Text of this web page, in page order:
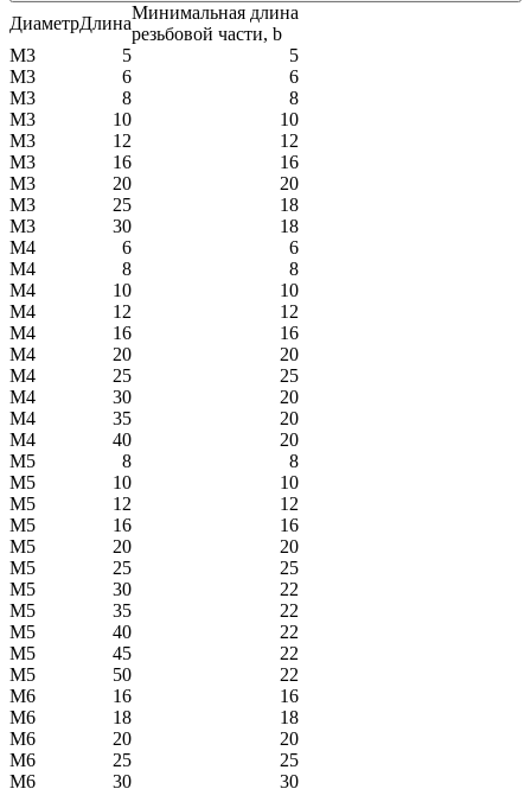
ДиаметрДлина
Минимальная длина
резьбовой части, b
М3
5
5
М3
6
6
М3
8
8
М3
10
10
М3
12
12
М3
16
16
М3
20
20
М3
25
18
М3
30
18
М4
6
6
М4
8
8
М4
10
10
М4
12
12
М4
16
16
М4
20
20
М4
25
25
М4
30
20
М4
35
20
М4
40
20
М5
8
8
М5
10
10
М5
12
12
М5
16
16
М5
20
20
М5
25
25
М5
30
22
М5
35
22
М5
40
22
М5
45
22
М5
50
22
М6
16
16
М6
18
18
М6
20
20
М6
25
25
М6
30
30